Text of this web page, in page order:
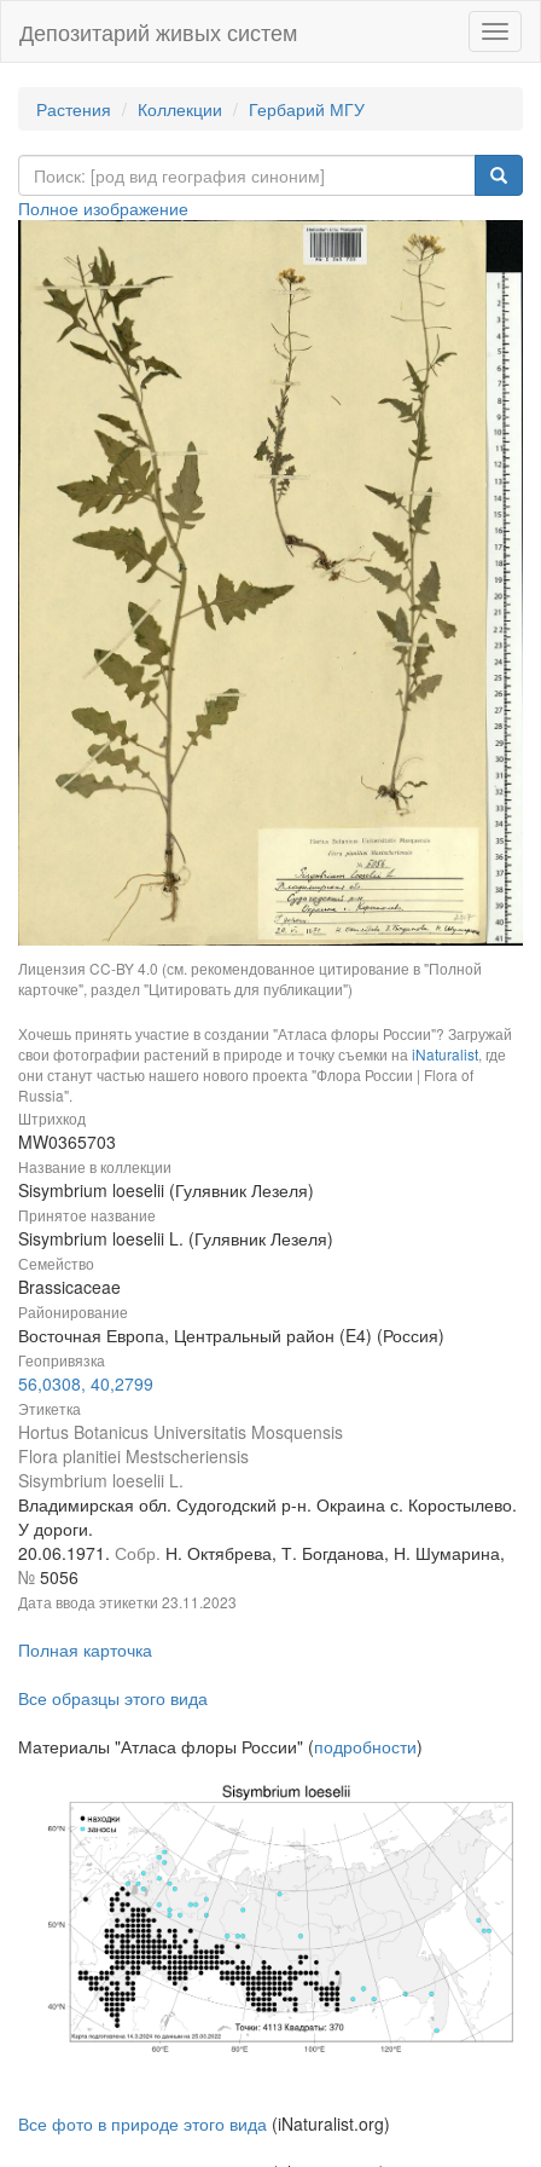
Депозитарий живых систем
Растения Коллекции Гербарий МГУ
Полное изображение
Лицензия CC-BY 4.0 (см. рекомендованное цитирование в "Полной
карточке", раздел "Цитировать для публикации")
Хочешь принять участие в создании "Атласа флоры России"? Загружай
свои фотографии растений в природе и точку съемки наiNaturalist, где
они станут частью нашего нового проекта "Флора России | Flora of
Russia".
Штрихкод
MW0365703
Название в коллекции
Sisymbrium loeselii (Гулявник Лезеля)
Принятое название
Sisymbrium loeselii L. (Гулявник Лезеля)
Семейство
Brassicaceae
Районирование
Восточная Европа, Центральный район (E4) (Россия)
Геопривязка
56,0308, 40,2799
Этикетка
Hortus Botanicus Universitatis Mosquensis
Flora planitiei Mestscheriensis
Sisymbrium loeselii L.
Владимирская обл. Судогодский р-н. Окраина с. Коростылево.
У дороги.
20.06.1971. Собр. Н. Октябрева, Т. Богданова, Н. Шумарина,
№ 5056
Дата ввода этикетки 23.11.2023
Полная карточка
Все образцы этого вида
Материалы "Атласа флоры России" (подробности)
Все фото в природе этого вида (iNaturalist.org)